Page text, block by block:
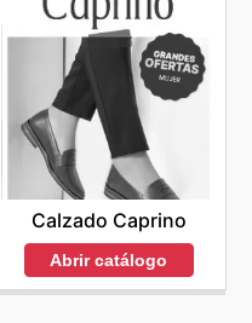
Calzado Caprino
Abrir catálogo